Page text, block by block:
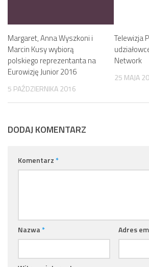
Margaret, Anna Wyszkoni i
Marcin Kusy wybiorą
polskiego reprezentanta na
Eurowizję Junior 2016
5 PAŹDZIERNIKA 2016
Telewizja
Network
25 MAJA
DODAJ KOMENTARZ
Komentarz*
Nazwa* Adres